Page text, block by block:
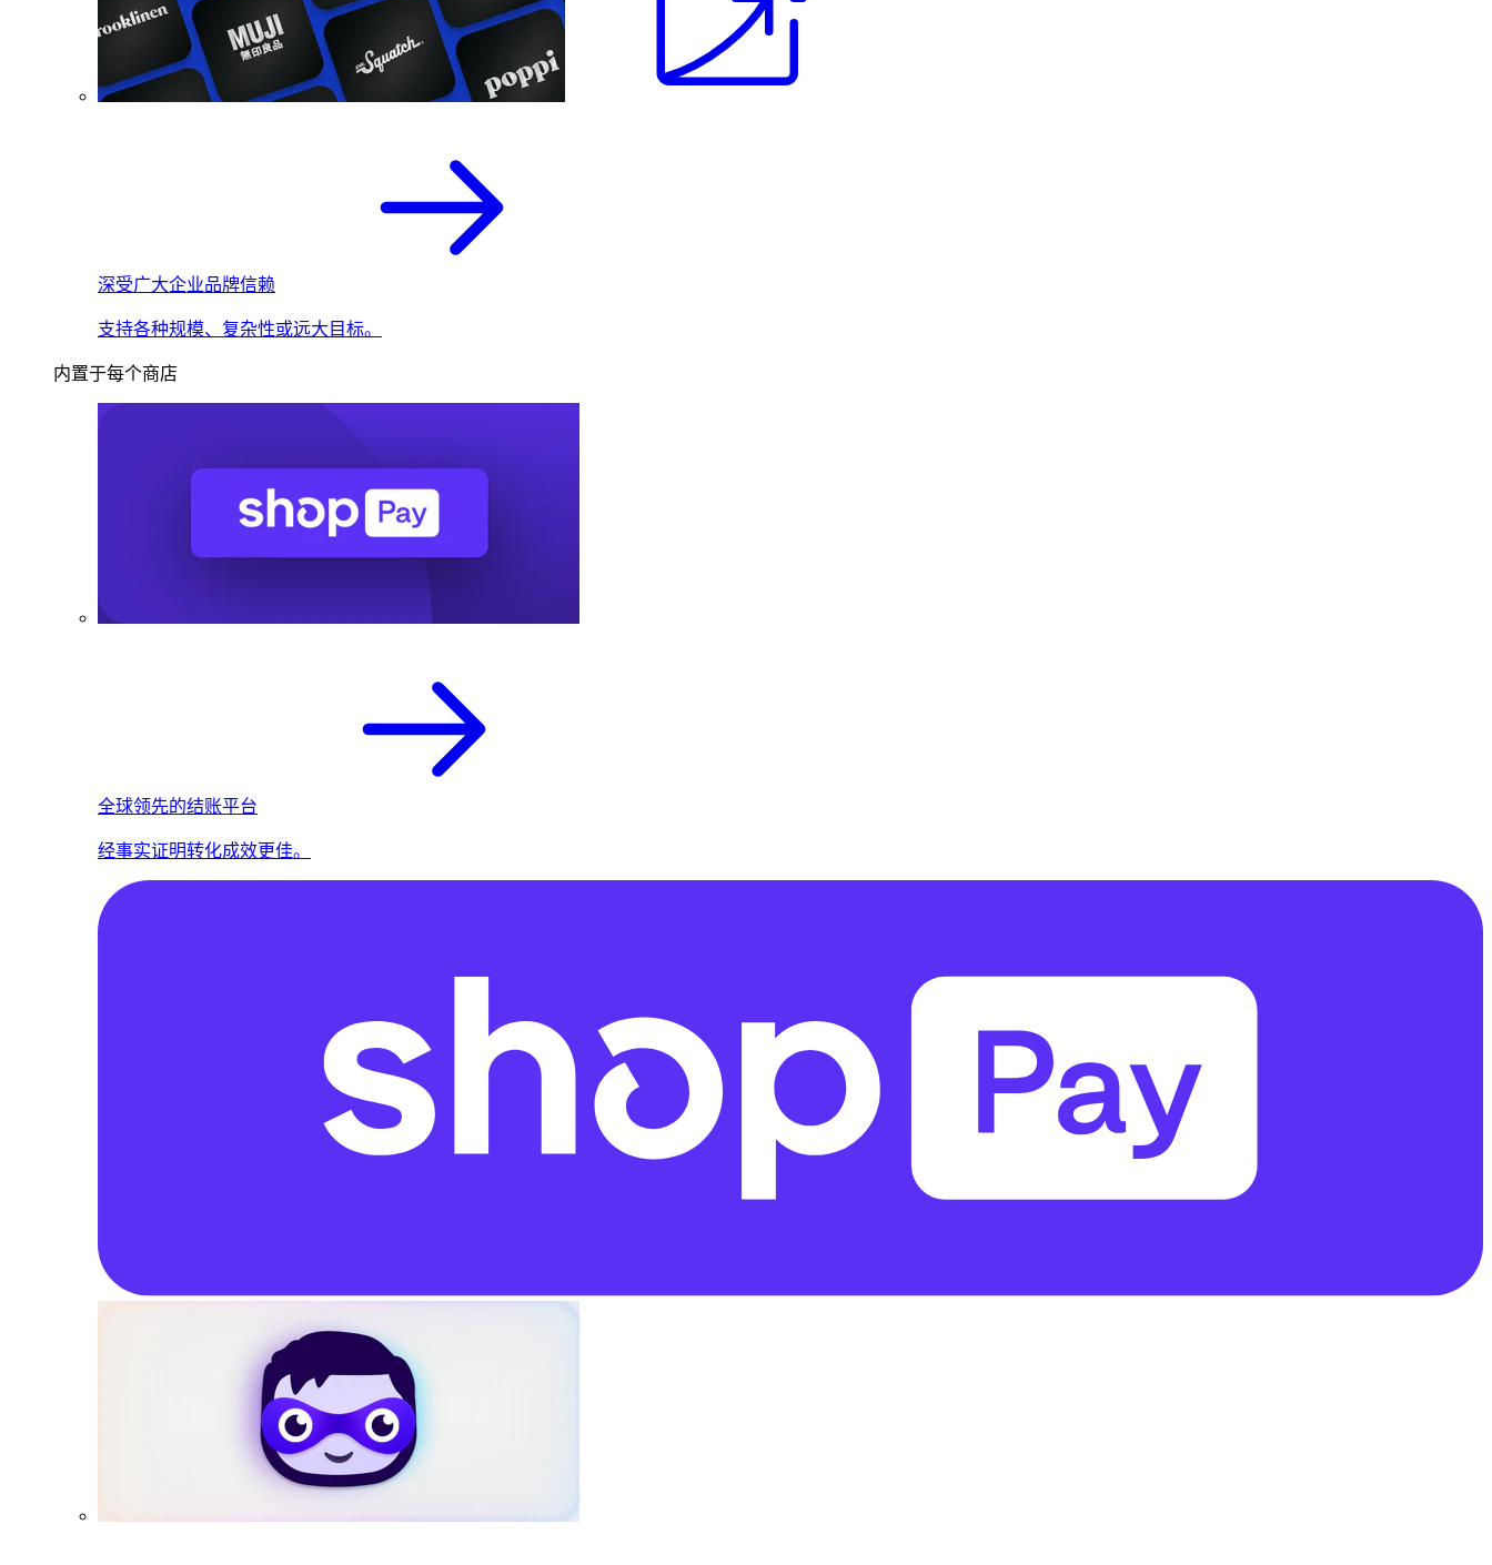
深受广大企业品牌信赖
支持各种规模、复杂性或远大目标。
内置于每个商店
全球领先的结账平台
经事实证明转化成效更佳。